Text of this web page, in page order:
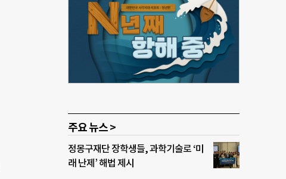
주요 뉴스 >
정몽구재단 장학생들, 과학기술로 ‘미
래 난제’ 해법 제시